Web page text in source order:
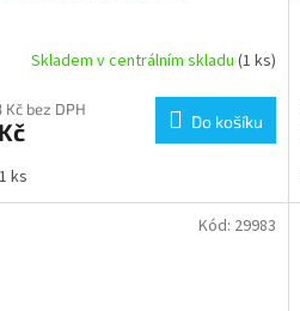
Skladem v centrálním skladu (1 ks)
Kč bez DPH
Do košíku
ks
Kód: 29983